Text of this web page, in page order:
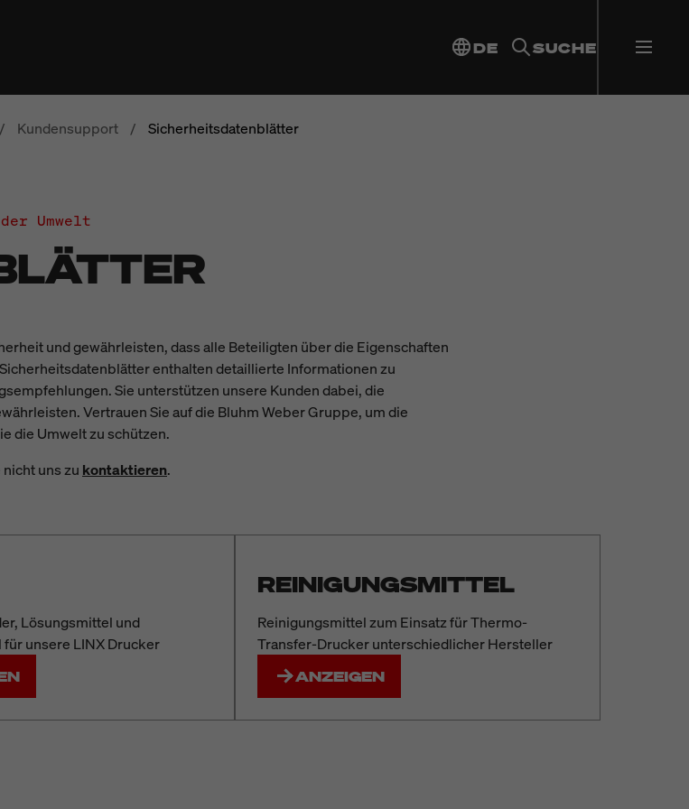
DE SUCHE
/ Kundensupport / Sicherheitsdatenblätter
Umwelt
und gewährleisten, dass alle Beteiligten über die Eigenschaften
enthalten detaillierte Informationen zu
Sie unterstützen unsere Kunden dabei, die
Vertrauen Sie auf die Bluhm Weber Gruppe, um die
die Umwelt zu schützen.
uns zu kontaktieren.
Lösungsmittel und
unsere LINX Drucker
REINIGUNGSMITTEL
Reinigungsmittel zum Einsatz für Thermo-
Transfer-Drucker unterschiedlicher Hersteller
ANZEIGEN